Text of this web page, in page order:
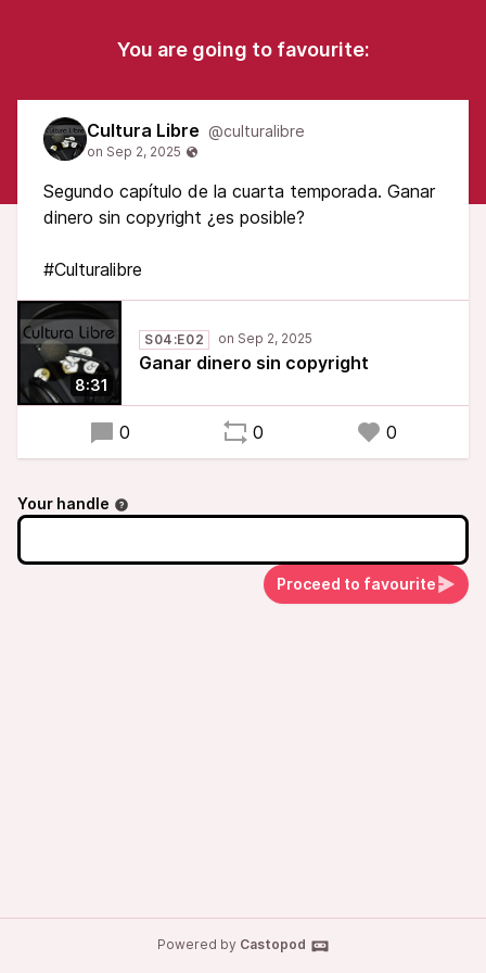
You are going to favourite:
Cultura Libre @culturalibre
Segundo capítulo de la cuarta temporada. Ganar
dinero sin copyright ¿es posible?
#Culturalibre
8:31
S04:E02
Ganar dinero sin copyright
0 0 0
Your handle
Proceed to favourite
Powered by Castopod